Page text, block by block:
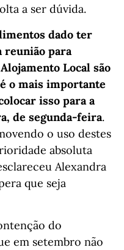
a ser dúvida.
dado ter
reunião para
Local são
o mais importante
isso para a
de segunda-feira.
o uso destes
absoluta
Alexandra
que seja
do
em setembro não